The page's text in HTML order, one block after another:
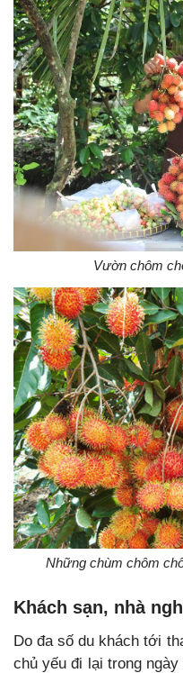
Vườn chôm
Những chùm chôm
Khách sạn, nhà
Do đa số du khách tới
chủ yếu đi lại trong